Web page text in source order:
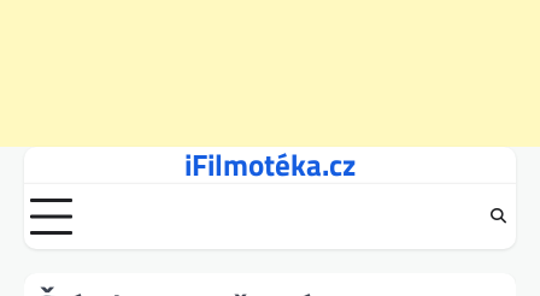
content
iFilmotéka.cz